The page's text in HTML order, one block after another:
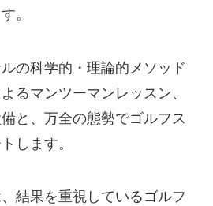
。
の科学的・理論的メソッド
るマンツーマンレッスン、
と、万全の態勢でゴルフス
します。
結果を重視しているゴルフ